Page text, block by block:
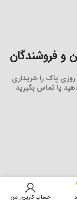
و فروشندگان
پاک را خریداری
یا تماس بگیرید
حساب کاربری من